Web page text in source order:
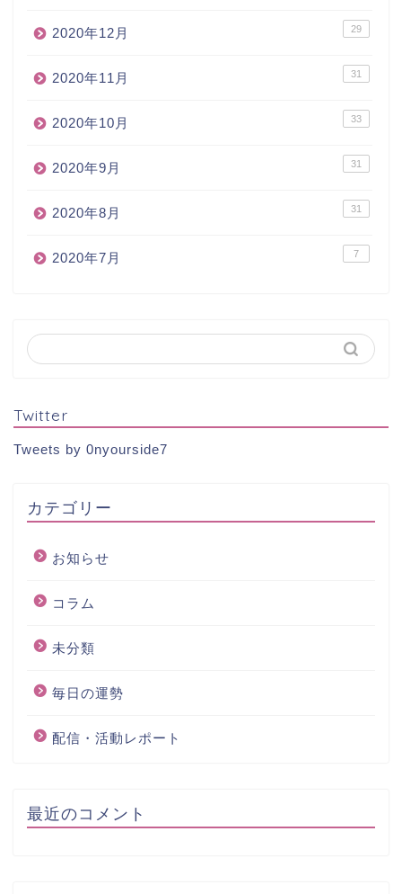
2020年12月 29
2020年11月 31
2020年10月 33
2020年9月 31
2020年8月 31
2020年7月 7
Twitter
Tweets by 0nyourside7
カテゴリー
お知らせ
コラム
未分類
毎日の運勢
配信・活動レポート
最近のコメント